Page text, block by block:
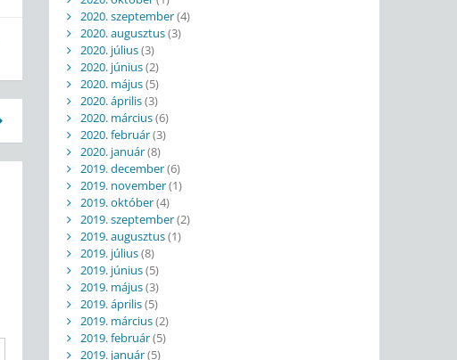
2020. szeptember(4)
2020. augusztus(3)
2020. július(3)
2020. június(2)
2020. május(5)
2020. április(3)
2020. március(6)
2020. február(3)
2020. január(8)
2019. december(6)
2019. november(1)
2019. október(4)
2019. szeptember(2)
2019. augusztus(1)
2019. július(8)
2019. június(5)
2019. május(3)
2019. április(5)
2019. március(2)
2019. február(5)
2019. január(5)